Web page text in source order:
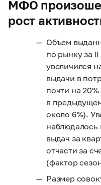
МФО
рост
Объем
по рынку за II
увеличился
выдачи в
почти на
в
около 6%).
выдач за
отчасти за
(фактор
Размер